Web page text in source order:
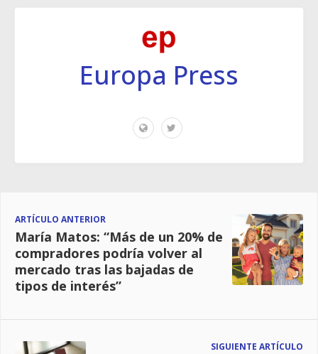
Europa Press
ARTÍCULO ANTERIOR
María Matos: “Más de un 20% de
compradores podría volver al
mercado tras las bajadas de
tipos de interés”
SIGUIENTE ARTÍCULO